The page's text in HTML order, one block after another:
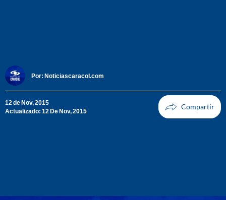
Por: Noticiascaracol.com
12 de Nov, 2015
Actualizado: 12 De Nov, 2015